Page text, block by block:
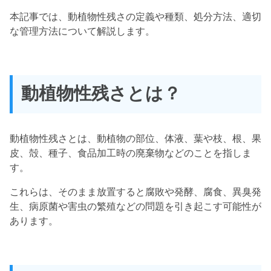
本記事では、動植物性残さの定義や種類、処分方法、適切
な管理方法について解説します。
動植物性残さとは？
動植物性残さとは、動植物の部位、体液、葉や枝、根、果
皮、殻、種子、食品加工時の廃棄物などのことを指しま
す。
これらは、そのまま放置すると腐敗や発酵、腐食、異臭発
生、病原菌や害虫の繁殖などの問題を引き起こす可能性が
あります。